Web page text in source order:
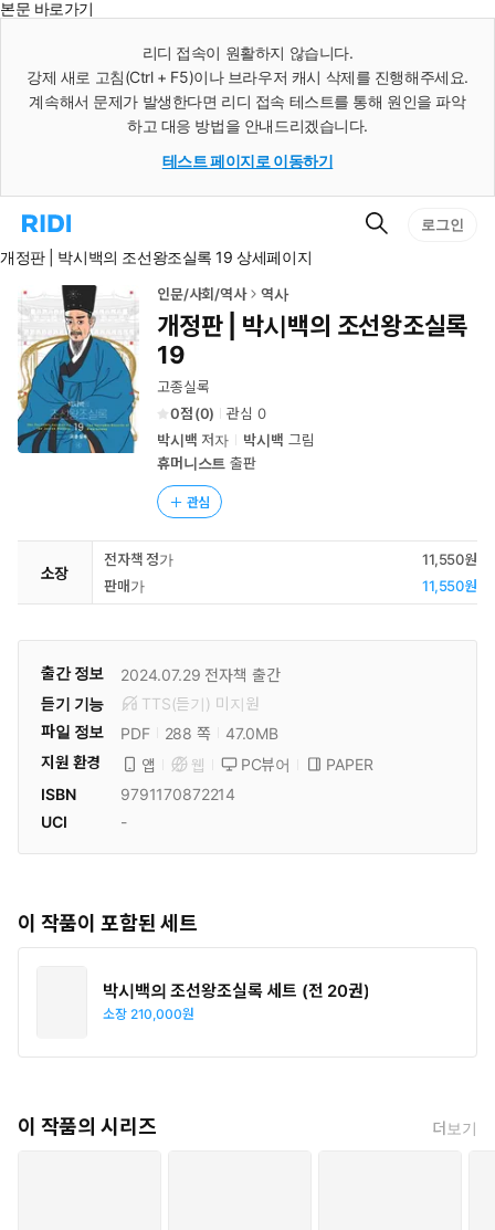
본문 바로가기
리디 접속이 원활하지 않습니다.
강제 새로 고침(Ctrl + F5)이나 브라우저 캐시 삭제를 진행해주세요.
계속해서 문제가 발생한다면 리디 접속 테스트를 통해 원인을 파악
하고 대응 방법을 안내드리겠습니다.
테스트 페이지로 이동하기
리
홈
로
이
동
검
로그인
개정판 | 박시백의 조선왕조실록 19 상세페이지
인문/사회/역사 역사
개정판 | 박시백의 조선왕조실록
19
고종실록
0
(0) 관심 0
박시백 저자 박시백 그림
휴머니스트 출판
관심
소장
전자책 정가
11,550원
판매가
11,550원
출간 정보 2024.07.29 전자책 출간
듣기 기능
TTS(듣기) 미 지원
파일 정보
PDF 288 쪽
47.0MB
지원 환경
앱 웹 PC뷰어
PAPER
ISBN
9791170872214
UCI
-
이 작품이 포함된 세트
박시백의 조선왕조실록 세트 (전 20권)
소장 210,000원
이 작품의 시리즈 더보기